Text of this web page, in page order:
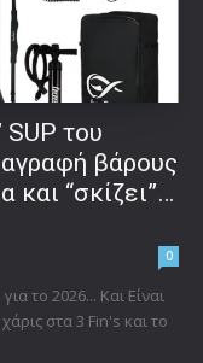
του
βάρους
και “σκίζει”…
0
το 2026... Και Είναι
στα 3 Fin's και το